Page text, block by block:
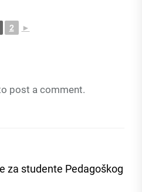
2 ►
post a comment.
za studente Pedagoškog